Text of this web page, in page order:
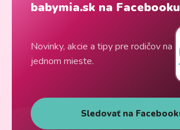
babymia.sk na Facebooku
Novinky, akcie a tipy pre rodičov na
jednom mieste.
Sledovať na